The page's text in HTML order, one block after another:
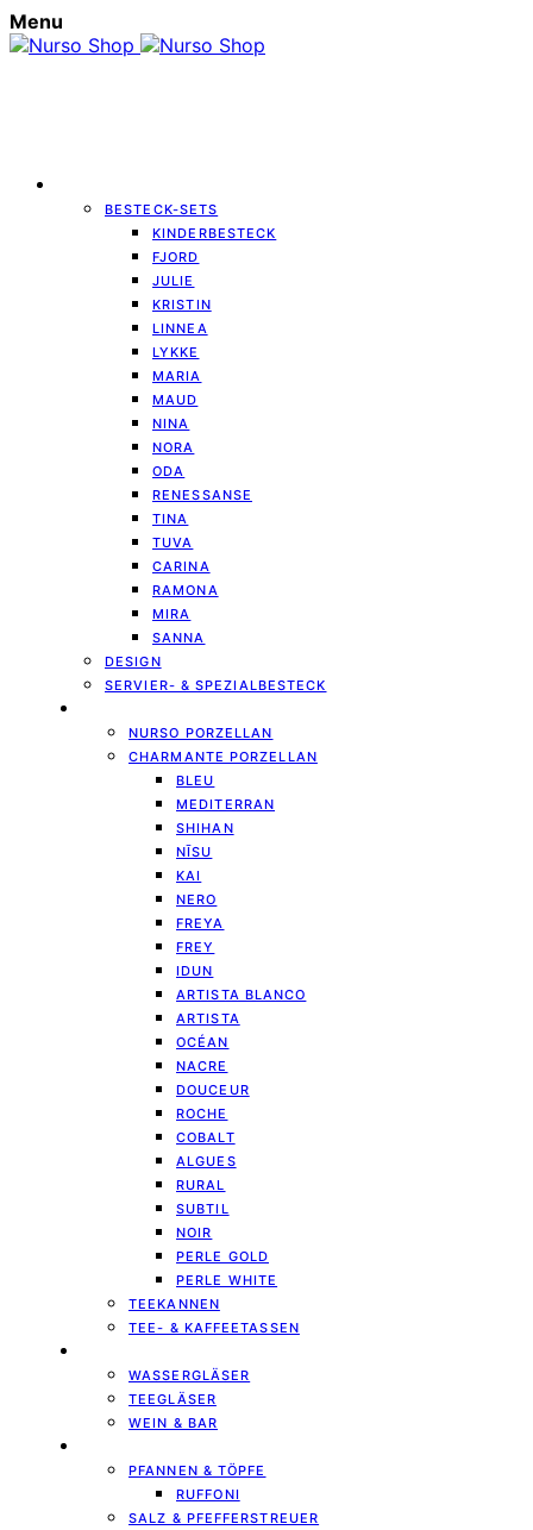
Menu
BESTECK-SETS
KINDERBESTECK
FJORD
JULIE
KRISTIN
LINNEA
LYKKE
MARIA
MAUD
NINA
NORA
ODA
RENESSANSE
TINA
TUVA
CARINA
RAMONA
MIRA
SANNA
DESIGN
SERVIER- & SPEZIALBESTECK
NURSO PORZELLAN
CHARMANTE PORZELLAN
BLEU
MEDITERRAN
SHIHAN
NĪSU
KAI
NERO
FREYA
FREY
IDUN
ARTISTA BLANCO
ARTISTA
OCÉAN
NACRE
DOUCEUR
ROCHE
COBALT
ALGUES
RURAL
SUBTIL
NOIR
PERLE GOLD
PERLE WHITE
TEEKANNEN
TEE- & KAFFEETASSEN
WASSERGLÄSER
TEEGLÄSER
WEIN & BAR
PFANNEN & TÖPFE
RUFFONI
SALZ & PFEFFERSTREUER